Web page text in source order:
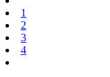
1
2
3
4